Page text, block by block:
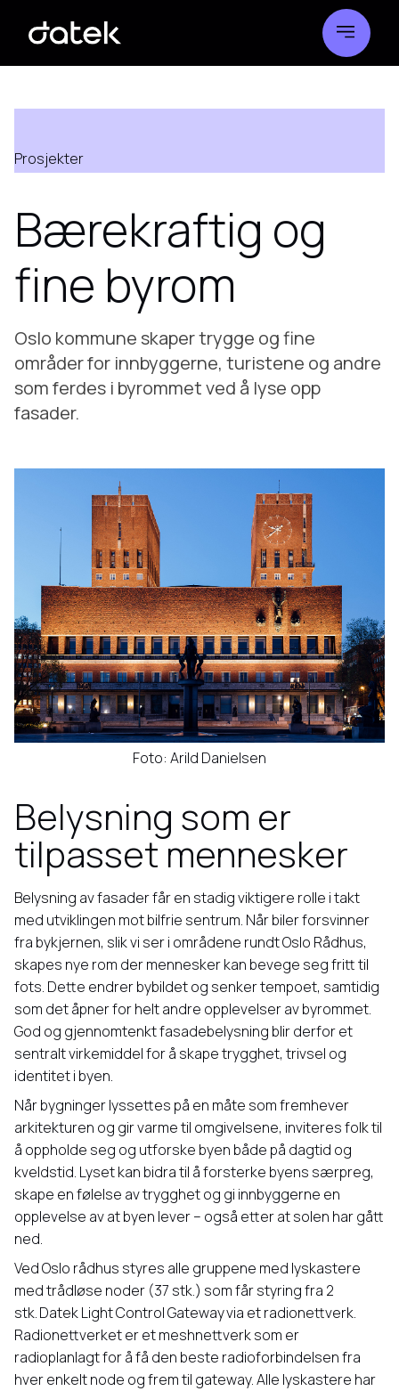
Prosjekter
Bærekraftig og
fine byrom
Oslo kommune skaper trygge og fine
områder for innbyggerne, turistene og andre
som ferdes i byrommet ved å lyse opp
fasader.
Foto: Arild Danielsen
Belysning som er
tilpasset mennesker
Belysning av fasader får en stadig viktigere rolle i takt
med utviklingen mot bilfrie sentrum. Når biler forsvinner
fra bykjernen, slik vi ser i områdene rundt Oslo Rådhus,
skapes nye rom der mennesker kan bevege seg fritt til
fots. Dette endrer bybildet og senker tempoet, samtidig
som det åpner for helt andre opplevelser av byrommet.
God og gjennomtenkt fasadebelysning blir derfor et
sentralt virkemiddel for å skape trygghet, trivsel og
identitet i byen.
Når bygninger lyssettes på en måte som fremhever
arkitekturen og gir varme til omgivelsene, inviteres folk til
å oppholde seg og utforske byen både på dagtid og
kveldstid. Lyset kan bidra til å forsterke byens særpreg,
skape en følelse av trygghet og gi innbyggerne en
opplevelse av at byen lever – også etter at solen har gått
ned.
Ved Oslo rådhus styres alle gruppene med lyskastere
med trådløse noder (37 stk.) som får styring fra 2
stk.Datek Light Control Gatewayvia et radionettverk.
Radionettverket er et meshnettverk som er
radioplanlagt for å få den beste radioforbindelsen fra
hver enkelt node og frem til gateway. Alle lyskastere har